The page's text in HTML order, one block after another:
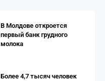
В Молдове откроется
первый банк грудного
молока
Более 4,7 тысяч человек